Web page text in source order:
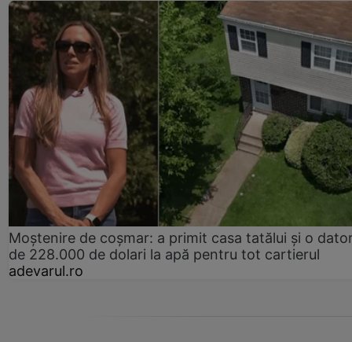
Moștenire de coșmar: a primit casa tatălui și o
de 228.000 de dolari la apă pentru tot cartierul
adevarul.ro